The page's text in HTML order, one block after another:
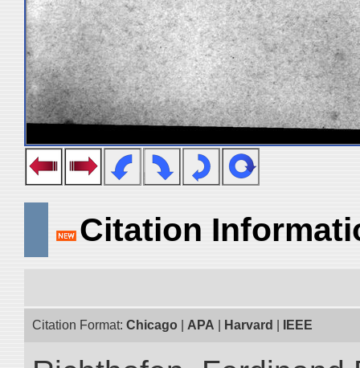
Citation
Citation Format: Chicago APA Harvard IEEE